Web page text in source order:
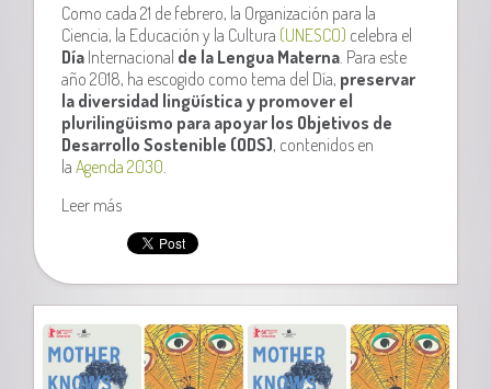
Como cada 21 de febrero, la Organización para la
Ciencia, la Educación y la Cultura (UNESCO) celebra el
Día Internacional de la Lengua Materna . Para este
año 2018, ha escogido como tema del Día, preservar
la diversidad lingüística y promover el
plurilingüismo para apoyar los Objetivos de
Desarrollo Sostenible (ODS), contenidos en
laAgenda 2030
Leer más